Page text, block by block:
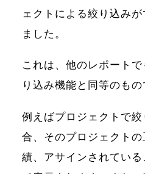
ェクトによる絞り込み
ました。
これは、他のレポート
り込み機能と同等のもの
例えばプロジェクトで
合、そのプロジェクト
績、アサインされてい